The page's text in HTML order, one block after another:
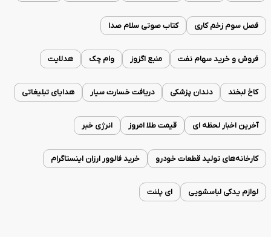
فصل سوم زخم کاری کتاب صوتی سلام صدا
فروش و خرید سهام نفت منبع اگزوز وام چک هدلایت
کاخ لبخند دندان پزشکی دریافت خسارت سیار هدایای تبلیغاتی
آخرین اخبار لحظه ای قیمت طلا امروز انرژی خبر
کارخانه‌های تولید قطعات خودرو خرید فالوور ارزان اینستاگرام
لوازم یدکی لباسشویی ای پلنت